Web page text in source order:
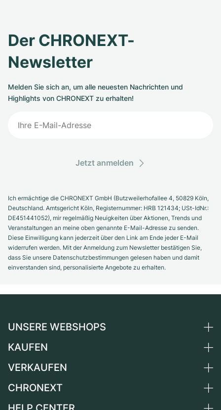
Der CHRONEXT-
Newsletter
Melden Sie sich an, um alle neuesten Nachrichten und
Highlights von CHRONEXT zu erhalten!
Jetzt anmelden
Ich ermächtige die CHRONEXT GmbH (Butzweilerhofallee 4, 50829 Köln,
Deutschland. Amtsgericht Köln, Registernummer: HRB 121434; USt-IdNr.:
DE451441052), mir regelmäßig Neuigkeiten über Aktionen, Trends und
Veranstaltungen an meine oben genannte E-Mail-Adresse zu senden.
Diese Einwilligung kann jederzeit über den Link am Ende jeder E-Mail
widerrufen werden. Mit der Anmeldung zum Newsletter bestätigen Sie,
dass Sie unsere Datenschutzbestimmungen gelesen haben und damit
einverstanden sind, personalisierte Angebote zu erhalten.
UNSERE WEBSHOPS
Deutschland
Schweiz
Frankreich
KAUFEN
Alle Luxusuhren
VERKAUFEN
Uhr verkaufen
CHRONEXT
Über uns